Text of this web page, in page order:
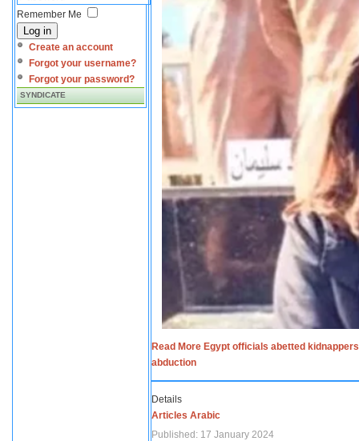
Remember Me
Log in
Create an account
Forgot your username?
Forgot your password?
SYNDICATE
Read More Egypt officials abetted
abduction
Details
Articles Arabic
Published: 17 January 2024